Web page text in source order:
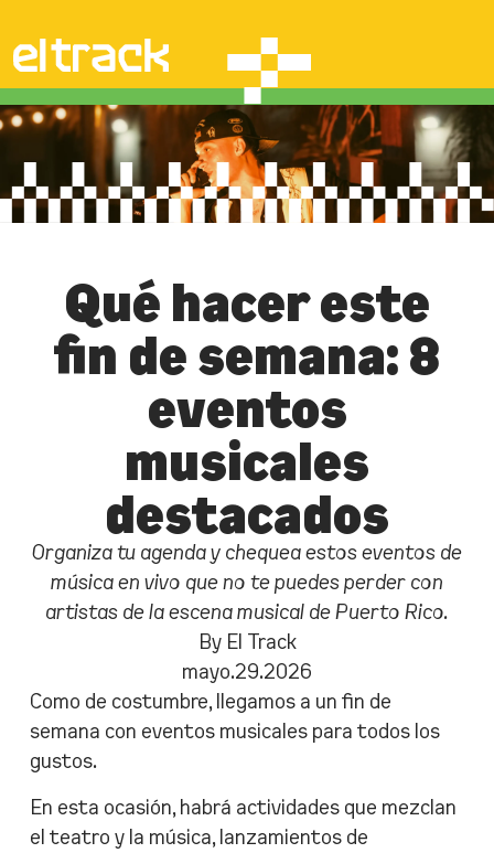
Qué hacer este
fin de semana: 8
eventos
musicales
destacados
Organiza tu agenda y chequea estos eventos de
música en vivo que no te puedes perder con
artistas de la escena musical de Puerto Rico.
By El Track
mayo.29.2026
Como de costumbre, llegamos a un fin de
semana con eventos musicales para todos los
gustos.
En esta ocasión, habrá actividades que mezclan
el teatro y la música, lanzamientos de